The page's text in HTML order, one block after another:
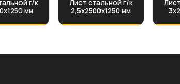
г/к
мм
Лист стальной г/к
2,5х2500х1250 мм